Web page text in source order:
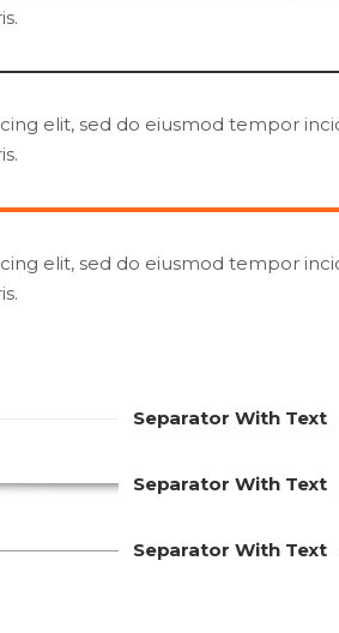
elit, sed do eiusmod tempor
elit, sed do eiusmod tempor
Separator With Text
Separator With Text
Separator With Text